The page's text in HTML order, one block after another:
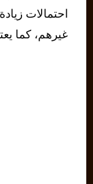
احتمالات
غيرهم، كما